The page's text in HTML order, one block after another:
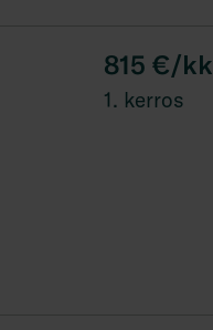
815 €/kk
1. kerros